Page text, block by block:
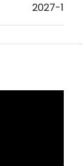
2027-1